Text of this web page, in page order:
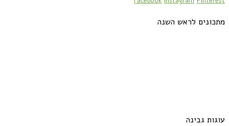
מתכונים לראש השנה
עוגות גבינה